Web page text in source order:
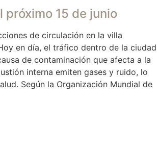
próximo 15 de junio
de circulación en la villa
en día, el tráfico dentro de la ciudad
de contaminación que afecta a la
interna emiten gases y ruido, lo
Según la Organización Mundial de